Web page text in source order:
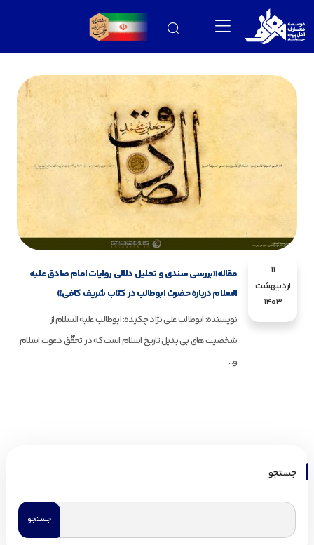
11
اردیبهشت
1403
مقاله«بررسی سندی و تحلیل دلالی روایات امام صادق علیه
السلام درباره حضرت ابوطالب در کتاب شریف کافی»
نویسنده: ابوطالب علی نژاد چکیده: ابوطالب علیه السلام از
شخصیت های بی بدیل تاریخ اسلام است که در تحقّق دعوت اسلام
و...
جستجو